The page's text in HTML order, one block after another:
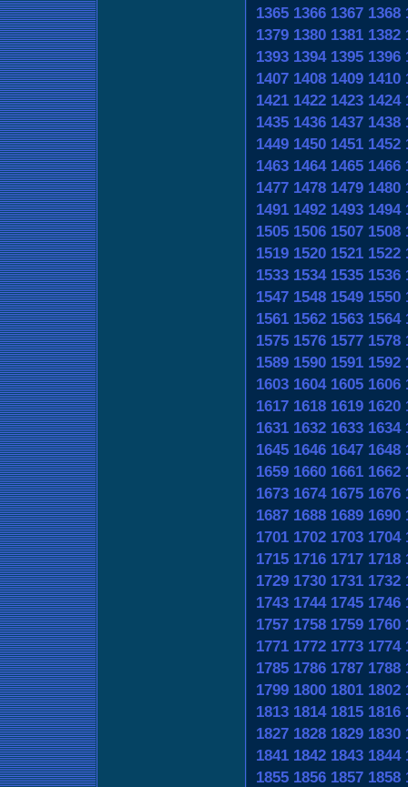
1365 1366 1367 1368
1379 1380 1381 1382
1393 1394 1395 1396
1407 1408 1409 1410
1421 1422 1423 1424
1435 1436 1437 1438
1449 1450 1451 1452
1463 1464 1465 1466
1477 1478 1479 1480
1491 1492 1493 1494
1505 1506 1507 1508
1519 1520 1521 1522
1533 1534 1535 1536
1547 1548 1549 1550
1561 1562 1563 1564
1575 1576 1577 1578
1589 1590 1591 1592
1603 1604 1605 1606
1617 1618 1619 1620
1631 1632 1633 1634
1645 1646 1647 1648
1659 1660 1661 1662
1673 1674 1675 1676
1687 1688 1689 1690
1701 1702 1703 1704
1715 1716 1717 1718
1729 1730 1731 1732
1743 1744 1745 1746
1757 1758 1759 1760
1771 1772 1773 1774
1785 1786 1787 1788
1799 1800 1801 1802
1813 1814 1815 1816
1827 1828 1829 1830
1841 1842 1843 1844
1855 1856 1857 1858